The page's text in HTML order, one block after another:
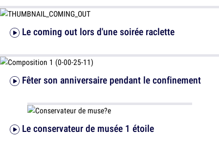
Le coming out lors d'une soirée raclette
Le conservateur de musée 1 étoile
Fêter son anniversaire pendant le confinement